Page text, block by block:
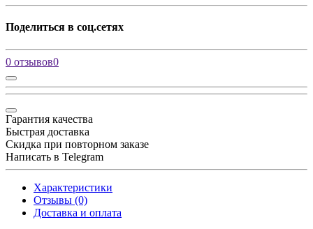
Поделиться в соц.сетях
0 отзывов0
Гарантия качества
Быстрая доставка
Скидка при повторном заказе
Написать в Telegram
Характеристики
Отзывы (0)
Доставка и оплата